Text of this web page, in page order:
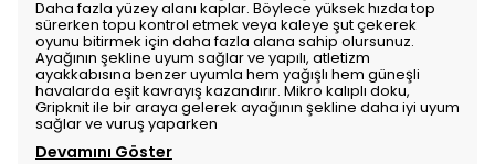
Daha fazla yüzey alanı kaplar. Böylece yüksek hızda top
sürerken topu kontrol etmek veya kaleye şut çekerek
oyunu bitirmek için daha fazla alana sahip olursunuz.
Ayağının şekline uyum sağlar ve yapılı, atletizm
ayakkabısına benzer uyumla hem yağışlı hem güneşli
havalarda eşit kavrayış kazandırır. Mikro kalıplı doku,
Gripknit ile bir araya gelerek ayağının şekline daha iyi uyum
sağlar ve vuruş yaparken
Devamını Göster